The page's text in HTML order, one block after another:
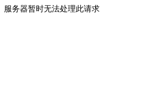
服务器暂时无法处理此请求